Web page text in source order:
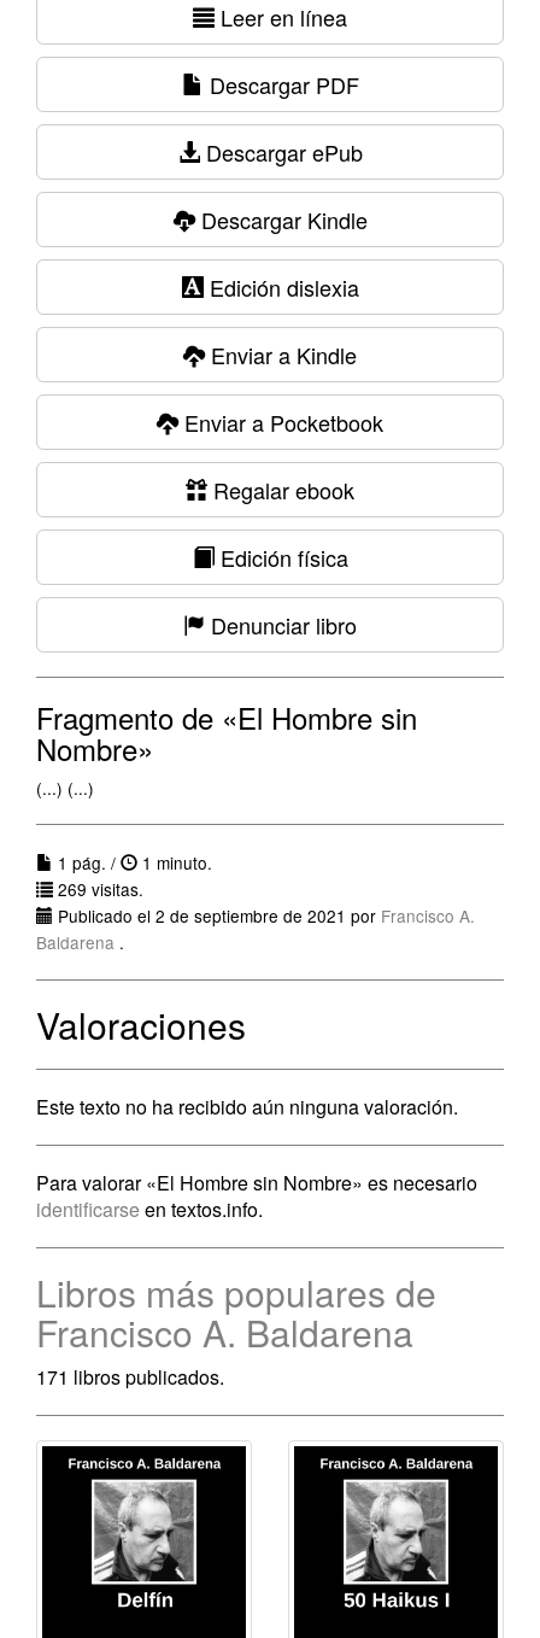
Leer en línea
Descargar PDF
Descargar ePub
Descargar Kindle
Edición dislexia
Enviar a Kindle
Enviar a Pocketbook
Regalar ebook
Edición física
Denunciar libro
Fragmento de «El Hombre sin
Nombre»
(...) (...)
1 pág. /
1 minuto.
269 visitas.
Publicado el 2 de septiembre de 2021 por Francisco A.
Baldarena .
Valoraciones
Este texto no ha recibido aún ninguna valoración.
Para valorar «El Hombre sin Nombre» es necesario
identificarse en textos.info.
Libros más populares de
Francisco A. Baldarena
171 libros publicados.